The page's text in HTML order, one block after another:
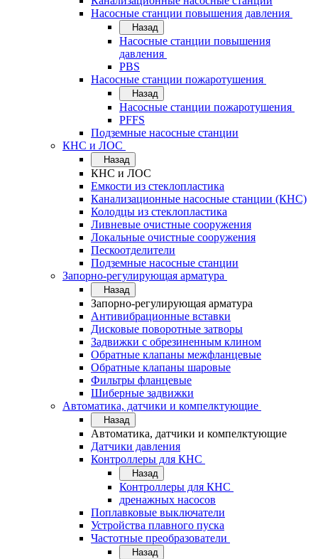
Насосные станции повышения давления
Назад
Насосные станции повышения
давления
PBS
Насосные станции пожаротушения
Назад
Насосные станции пожаротушения
PFFS
Подземные насосные станции
КНС и ЛОС
Назад
КНС и ЛОС
Емкости из стеклопластика
Канализационные насосные станции (КНС)
Колодцы из стеклопластика
Ливневые очистные сооружения
Локальные очистные сооружения
Пескоотделители
Подземные насосные станции
Запорно-регулирующая арматура
Назад
Запорно-регулирующая арматура
Антивибрационные вставки
Дисковые поворотные затворы
Задвижки с обрезиненным клином
Обратные клапаны межфланцевые
Обратные клапаны шаровые
Фильтры фланцевые
Шиберные задвижки
Автоматика, датчики и компелктующие
Назад
Автоматика, датчики и компелктующие
Датчики давления
Контроллеры для КНС
Назад
Контроллеры для КНС
дренажных насосов
Поплавковые выключатели
Устройства плавного пуска
Частотные преобразователи
Назад